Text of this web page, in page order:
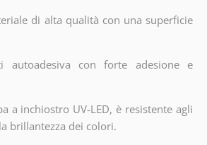
di alta qualità con una superficie
autoadesiva con forte adesione e
a inchiostro UV-LED, è resistente agli
brillantezza dei colori.